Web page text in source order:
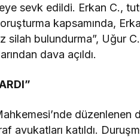
sevk edildi. Erkan C.,
kapsamında,
silah bulundurma”, Uğur
dava açıldı.
düzenlenen
avukatları katıldı.